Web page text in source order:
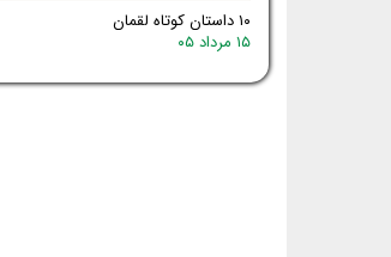
۱۰ داستان کوتاه لقمان
۱۵ مرداد ۰۵